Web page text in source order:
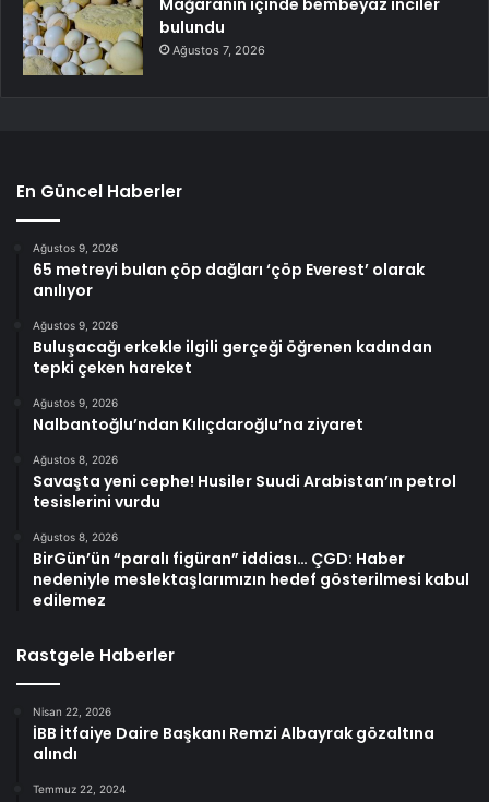
bulundu
Ağustos 7, 2026
En Güncel Haberler
Ağustos 9, 2026
65 metreyi bulan çöp dağları ‘çöp Everest’ olarak
anılıyor
Ağustos 9, 2026
Buluşacağı erkekle ilgili gerçeği öğrenen kadından
tepki çeken hareket
Ağustos 9, 2026
Nalbantoğlu’ndan Kılıçdaroğlu’na ziyaret
Ağustos 8, 2026
Savaşta yeni cephe! Husiler Suudi Arabistan’ın petrol
tesislerini vurdu
Ağustos 8, 2026
BirGün’ün “paralı figüran” iddiası… ÇGD: Haber
nedeniyle meslektaşlarımızın hedef gösterilmesi kabul
edilemez
Rastgele Haberler
Nisan 22, 2026
İBB İtfaiye Daire Başkanı Remzi Albayrak gözaltına
alındı
Temmuz 22, 2024